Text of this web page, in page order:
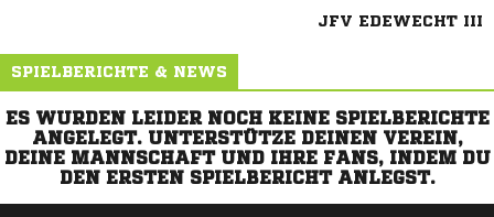
JFV EDEWECHT III
SPIELBERICHTE & NEWS
ES WURDEN LEIDER NOCH KEINE SPIELBERICHTE
ANGELEGT. UNTERSTÜTZE DEINEN VEREIN,
DEINE MANNSCHAFT UND IHRE FANS, INDEM DU
DEN ERSTEN SPIELBERICHT ANLEGST.